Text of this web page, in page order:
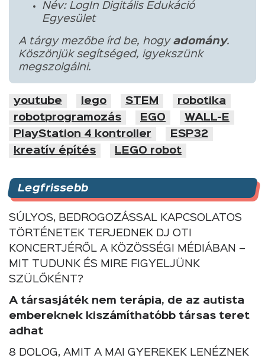
Név: LogIn Digitális Edukáció
Egyesület
A tárgy mezőbe írd be, hogy adomány.
Köszönjük segítséged, igyekszünk
megszolgálni.
youtube lego STEM
robotika
robotprogramozás
EGO
WALL-E
PlayStation 4 kontroller
ESP32
kreatív építés
LEGO robot
Legfrissebb
SÚLYOS, BEDROGOZÁSSAL KAPCSOLATOS
TÖRTÉNETEK TERJEDNEK DJ OTI
KONCERTJÉRŐL A KÖZÖSSÉGI MÉDIÁBAN –
MIT TUDUNK ÉS MIRE FIGYELJÜNK
SZÜLŐKÉNT?
A társasjáték nem terápia, de az autista
embereknek kiszámíthatóbb társas teret
adhat
8 DOLOG, AMIT A MAI GYEREKEK LENÉZNEK